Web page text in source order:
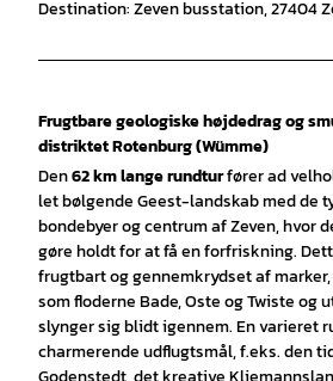
Destination: Zeven busstation, 27404
Frugtbare geologiske højdedrag og
distriktet Rotenburg (Wümme)
Den62 km lange rundturfører ad
let bølgende Geest-landskab med de
bondebyer og centrum af Zeven, hvor
gøre holdt for at få en forfriskning.
frugtbart og gennemkrydset af
som floderne Bade, Oste og Twiste og
slynger sig blidt igennem. En varieret
charmerende udflugtsmål, f.eks. den